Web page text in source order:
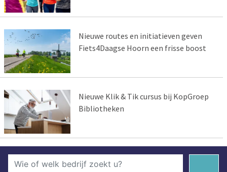
Nieuwe routes en initiatieven geven
Fiets4Daagse Hoorn een frisse boost
Nieuwe Klik & Tik cursus bij KopGroep
Bibliotheken